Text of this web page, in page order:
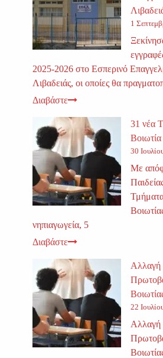
1
2025-2026 στο Εσπερινό
Λιβαδειάς, οι οποίες θα
Διαβάστε
31 νέα
Βοιωτία
30
Με
νηπιαγωγεία, 5
Διαβάστε
Αλλαγή
22
Αλλαγή